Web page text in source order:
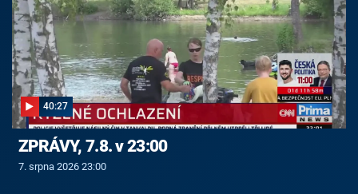
40:27
ZPRÁVY, 7.8. v 23:00
7. srpna 2026 23:00